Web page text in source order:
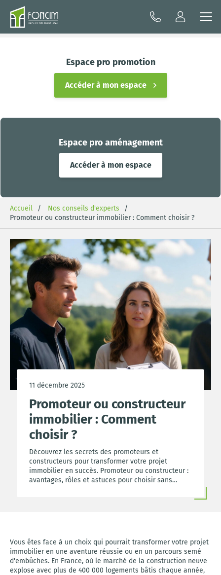
Espace pro aménagement
Accéder à mon espace
Espace pro promotion
Accéder à mon espace
Accueil
Nos conseils d'experts
Promoteur ou constructeur immobilier : Comment choisir ?
11 décembre 2025
Promoteur ou constructeur
immobilier : Comment
choisir ?
Découvrez les secrets des promoteurs et
constructeurs pour transformer votre projet
immobilier en succès. Promoteur ou constructeur :
avantages, rôles et astuces pour choisir sans
Vous êtes face à un choix qui pourrait transformer votre projet
immobilier en une aventure réussie ou en un parcours semé
d'embûches. En France, où le marché de la construction neuve
explose avec plus de 400 000 logements bâtis chaque année,